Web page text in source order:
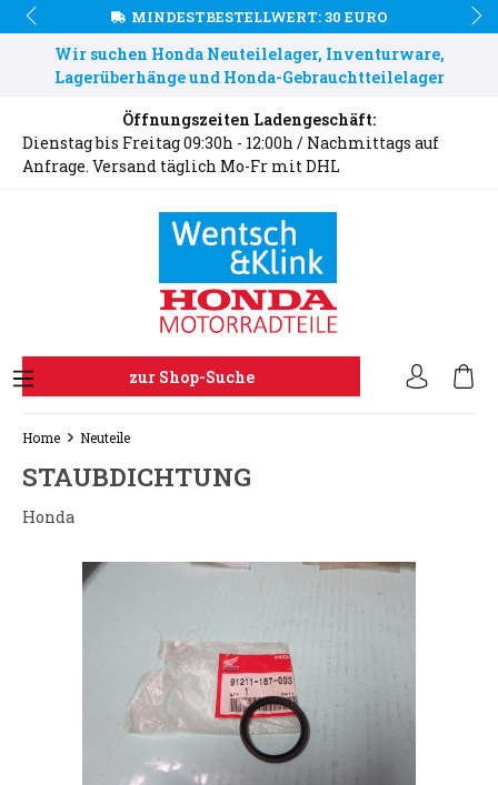
MINDESTBESTELLWERT: 30 EURO
Wir suchen Honda Neuteilelager, Inventurware,
Lagerüberhänge und Honda-Gebrauchtteilelager
Öffnungszeiten Ladengeschäft:
Dienstag bis Freitag 09:30h - 12:00h / Nachmittags auf
Anfrage. Versand täglich Mo-Fr mit DHL
zur Shop-Suche
Home Neuteile
STAUBDICHTUNG
Honda